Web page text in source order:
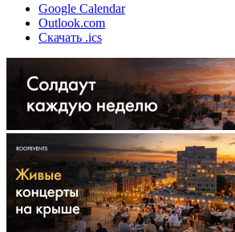
Google Calendar
Outlook.com
Скачать .ics